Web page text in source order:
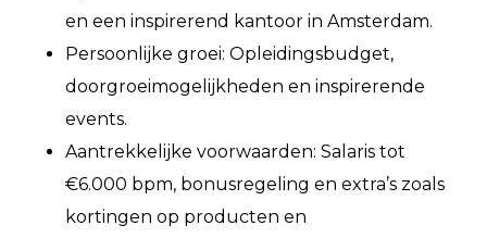
en een inspirerend kantoor in Amsterdam.
Persoonlijke groei: Opleidingsbudget,
doorgroeimogelijkheden en inspirerende
events.
Aantrekkelijke voorwaarden: Salaris tot
€6.000 bpm, bonusregeling en extra’s zoals
kortingen op producten en